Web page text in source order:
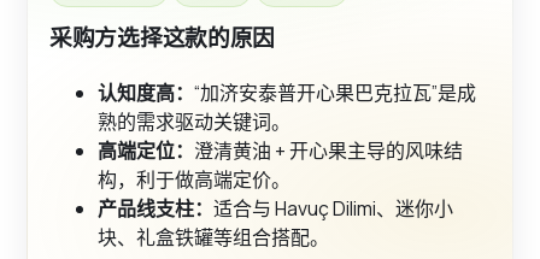
采购方选择这款的原因
认知度高： “加济安泰普开心果巴克拉瓦”是成
熟的需求驱动关键词。
高端定位： 澄清黄油 + 开心果主导的风味结
构，利于做高端定价。
产品线支柱： 适合与 Havuç Dilimi、迷你小
块、礼盒铁罐等组合搭配。